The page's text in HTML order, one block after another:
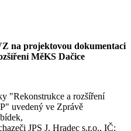
na projektovou dokumentaci
MěKS Dačice
"Rekonstrukce a rozšíření
uvedený ve Zprávě
JPS J. Hradec s.r.o., IČ: